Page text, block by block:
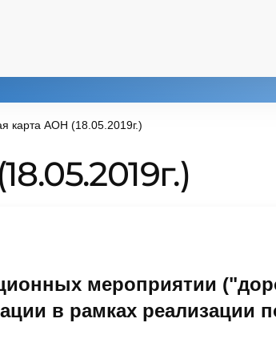
карта АОН (18.05.2019г.)
мероприятии
в рамках реализации